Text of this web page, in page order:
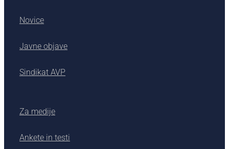
Novice
Javne objave
Sindikat AVP
Za medije
Ankete in testi